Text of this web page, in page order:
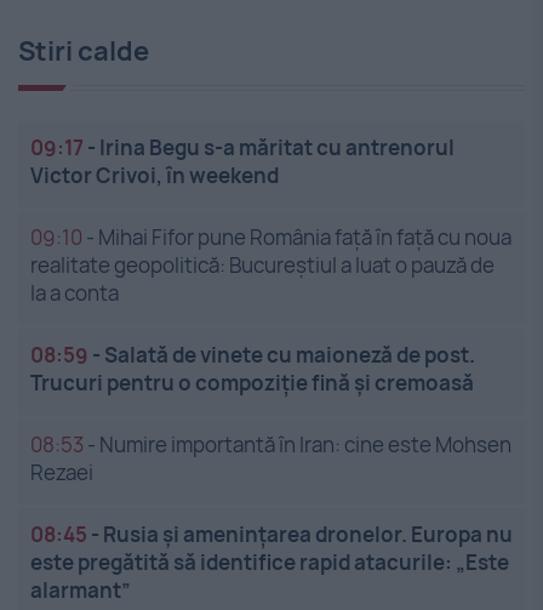
Stiri calde
09:17 - Irina Begu s-a măritat cu antrenorul
Victor Crivoi, în weekend
09:10 - Mihai Fifor pune România față în față cu noua
realitate geopolitică: Bucureștiul a luat o pauză de
la a conta
08:59 - Salată de vinete cu maioneză de post.
Trucuri pentru o compoziție fină și cremoasă
08:53 - Numire importantă în Iran: cine este Mohsen
Rezaei
08:45 - Rusia și amenințarea dronelor. Europa nu
este pregătită să identifice rapid atacurile: „Este
alarmant”